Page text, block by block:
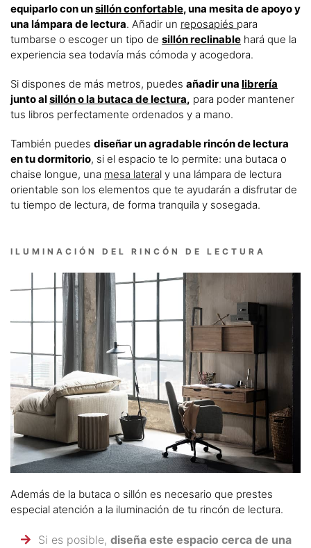
equiparlo con unsillón confortable, una mesita de apoyo y
una lámpara de lectura. Añadir un reposapiés para
tumbarse o escoger un tipo de sillón reclinable hará que la
experiencia sea todavía más cómoda y acogedora.
Si dispones de más metros, puedes añadir una librería
junto alsillón o la butaca de lectura, para poder mantener
tus libros perfectamente ordenados y a mano.
También puedes diseñar un agradable rincón de lectura
en tu dormitorio, si el espacio te lo permite: una butaca o
chaise longue, una mesa lateral y una lámpara de lectura
orientable son los elementos que te ayudarán a disfrutar de
tu tiempo de lectura, de forma tranquila y sosegada.
ILUMINACIÓN DEL RINCÓN DE LECTURA
Además de la butaca o sillón es necesario que prestes
especial atención a la iluminación de tu rincón de lectura.
Si es posible, diseña este espacio cerca de una